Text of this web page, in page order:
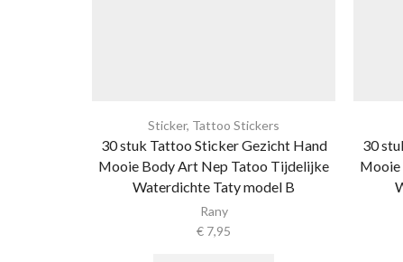
Sticker, Tattoo Stickers
30 stuk Tattoo Sticker Gezicht Hand
Mooie Body Art Nep Tatoo Tijdelijke
Waterdichte Taty model B
Rany
€ 7,95
30